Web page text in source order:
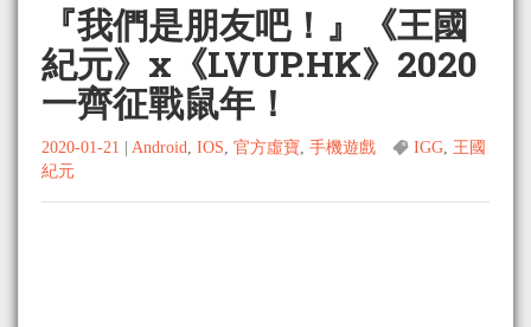
『我們是朋友吧！』《王國
紀元》x《LVUP.HK》2020
一齊征戰鼠年！
2020-01-21 Android, IOS, 官方虛寶, 手機遊戲 IGG, 王國
紀元